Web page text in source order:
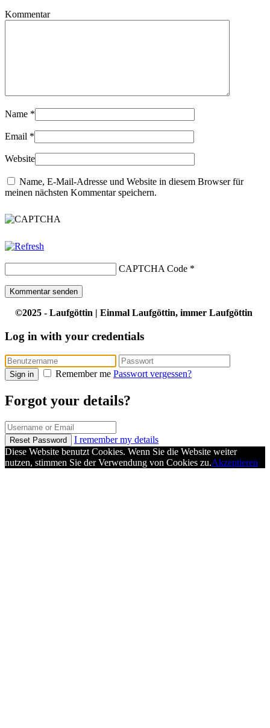
Kommentar
Name *
Email *
Website
Name, E-Mail-Adresse und Website in diesem Browser für
meinen nächsten Kommentar speichern.
CAPTCHA Code *
©2025 - Laufgöttin | Einmal Laufgöttin, immer Laufgöttin
Log in with your credentials
Sign in Remember me Passwort vergessen?
Forgot your details?
Reset Password
I remember my details
Diese Website benutzt Cookies. Wenn Sie die Website weiter
nutzen, stimmen Sie der Verwendung von Cookies zu.Akzeptieren